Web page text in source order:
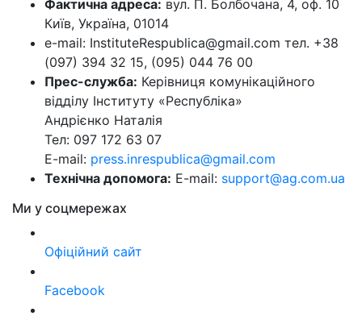
Фактична адреса: вул. П. Болбочана, 4, оф. 10
Київ, Україна, 01014
e-mail: InstituteRespublica@gmail.com тел. +38
(097) 394 32 15, (095) 044 76 00
Прес-служба: Керівниця комунікаційного
відділу Інституту «Республіка»
Андрієнко Наталія
Тел: 097 172 63 07
E-mail: press.inrespublica@gmail.com
Технічна допомога: E-mail: support@ag.com.ua
Ми у соцмережах
Офіційний сайт
Facebook